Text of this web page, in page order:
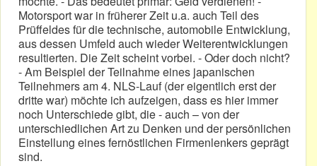
Motorsport war in früherer Zeit u.a. auch Teil des
Prüffeldes für die technische, automobile Entwicklung,
aus dessen Umfeld auch wieder Weiterentwicklungen
resultierten. Die Zeit scheint vorbei. - Oder doch nicht?
- Am Beispiel der Teilnahme eines japanischen
Teilnehmers am 4. NLS-Lauf (der eigentlich erst der
dritte war) möchte ich aufzeigen, dass es hier immer
noch Unterschiede gibt, die - auch – von der
unterschiedlichen Art zu Denken und der persönlichen
Einstellung eines fernöstlichen Firmenlenkers geprägt
sind.